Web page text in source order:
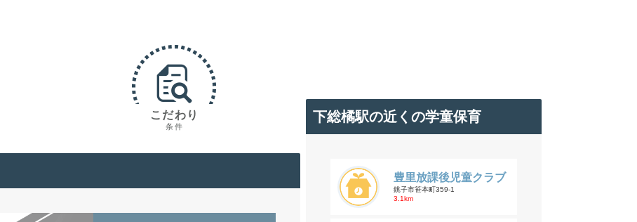
こだわり
条件
下総橘駅の近くの学童保育
豊里放課後児童クラブ
銚子市笹本町359-1
3.1km